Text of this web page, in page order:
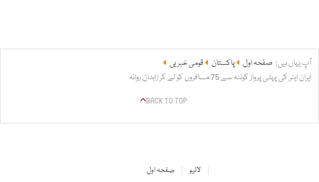
آپ یہاں ہیں: صفحہ اول پاکستان
قومی خبریں
ایران ایئر کی پہلی پرواز کوئٹہ سے 75 مسافروں کو لے کر زاہدان روانہ
BACK TO TOP
صفحہ اول لائیو